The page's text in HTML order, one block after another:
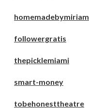
homemadebymiriam
followergratis
thepicklemiami
smart-money
tobehonesttheatre